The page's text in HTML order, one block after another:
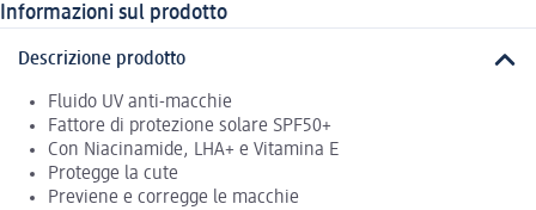
Informazioni sul prodotto
Descrizione prodotto
Fluido UV anti-macchie
Fattore di protezione solare SPF50+
Con Niacinamide, LHA+ e Vitamina E
Protegge la cute
Previene e corregge le macchie